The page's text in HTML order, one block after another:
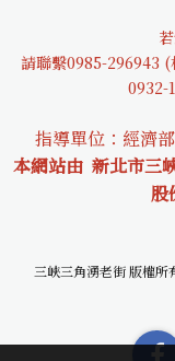
請聯繫0985-296943 (
0932-
指導單位：經濟
本網站由 新北市三
股
三峽三角湧老街 版權